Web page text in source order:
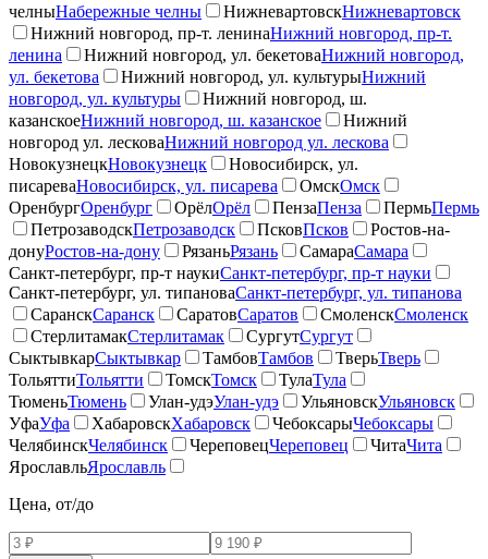
челныНабережные челны НижневартовскНижневартовск
Нижний новгород, пр-т. ленинаНижний новгород, пр-т.
ленина
Нижний новгород, ул. бекетоваНижний новгород,
ул. бекетова
Нижний новгород, ул. культурыНижний
новгород, ул. культуры
Нижний новгород, ш.
казанскоеНижний новгород, ш. казанское
Нижний
новгород ул. лесковаНижний новгород ул. лескова
НовокузнецкНовокузнецк
Новосибирск, ул.
писареваНовосибирск, ул. писарева ОмскОмск
ОренбургОренбург ОрёлОрёл ПензаПенза ПермьПермь
ПетрозаводскПетрозаводск ПсковПсков
Ростов-на-
донуРостов-на-дону РязаньРязань СамараСамара
Санкт-петербург, пр-т наукиСанкт-петербург, пр-т науки
Санкт-петербург, ул. типановаСанкт-петербург, ул. типанова
СаранскСаранск СаратовСаратов СмоленскСмоленск
СтерлитамакСтерлитамак СургутСургут
СыктывкарСыктывкар ТамбовТамбов ТверьТверь
ТольяттиТольятти ТомскТомск ТулаТула
ТюменьТюмень Улан-удэУлан-удэ УльяновскУльяновск
УфаУфа ХабаровскХабаровск ЧебоксарыЧебоксары
ЧелябинскЧелябинск ЧереповецЧереповец ЧитаЧита
ЯрославльЯрославль
Цена, от/до